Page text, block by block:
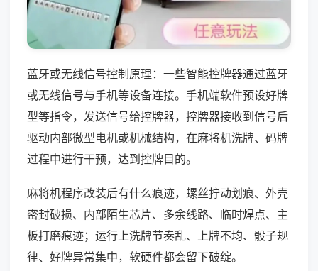
蓝牙或无线信号控制原理：一些智能控牌器通过蓝牙
或无线信号与手机等设备连接。手机端软件预设好牌
型等指令，发送信号给控牌器，控牌器接收到信号后
驱动内部微型电机或机械结构，在麻将机洗牌、码牌
过程中进行干预，达到控牌目的。
麻将机程序改装后有什么痕迹，螺丝拧动划痕、外壳
密封破损、内部陌生芯片、多余线路、临时焊点、主
板打磨痕迹；运行上洗牌节奏乱、上牌不均、骰子规
律、好牌异常集中，软硬件都会留下破绽。